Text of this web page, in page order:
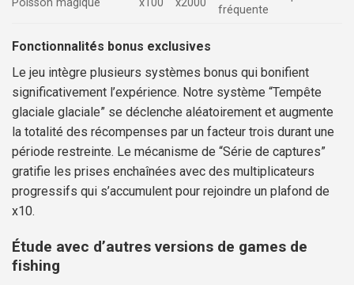
Poisson magique x100 x2000
fréquente
Fonctionnalités bonus exclusives
Le jeu intègre plusieurs systèmes bonus qui bonifient
significativement l’expérience. Notre système “Tempête
glaciale glaciale” se déclenche aléatoirement et augmente
la totalité des récompenses par un facteur trois durant une
période restreinte. Le mécanisme de “Série de captures”
gratifie les prises enchaînées avec des multiplicateurs
progressifs qui s’accumulent pour rejoindre un plafond de
x10.
Étude avec d’autres versions de games de
fishing